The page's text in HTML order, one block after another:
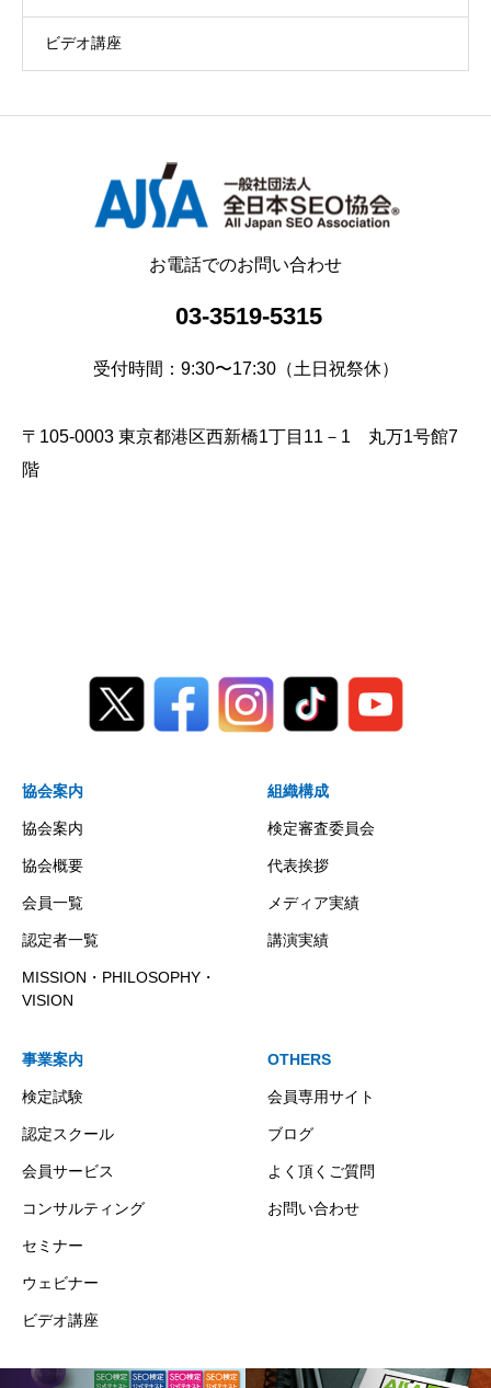
ビデオ講座
お電話でのお問い合わせ
03-3519-5315
受付時間：9:30〜17:30（土日祝祭休）
〒105-0003 東京都港区西新橋1丁目11－1 丸万1号館7
階
協会案内
協会案内
協会概要
会員一覧
認定者一覧
MISSION・PHILOSOPHY・
VISION
組織構成
検定審査委員会
代表挨拶
メディア実績
講演実績
事業案内
検定試験
認定スクール
会員サービス
コンサルティング
セミナー
ウェビナー
ビデオ講座
OTHERS
会員専用サイト
ブログ
よく頂くご質問
お問い合わせ